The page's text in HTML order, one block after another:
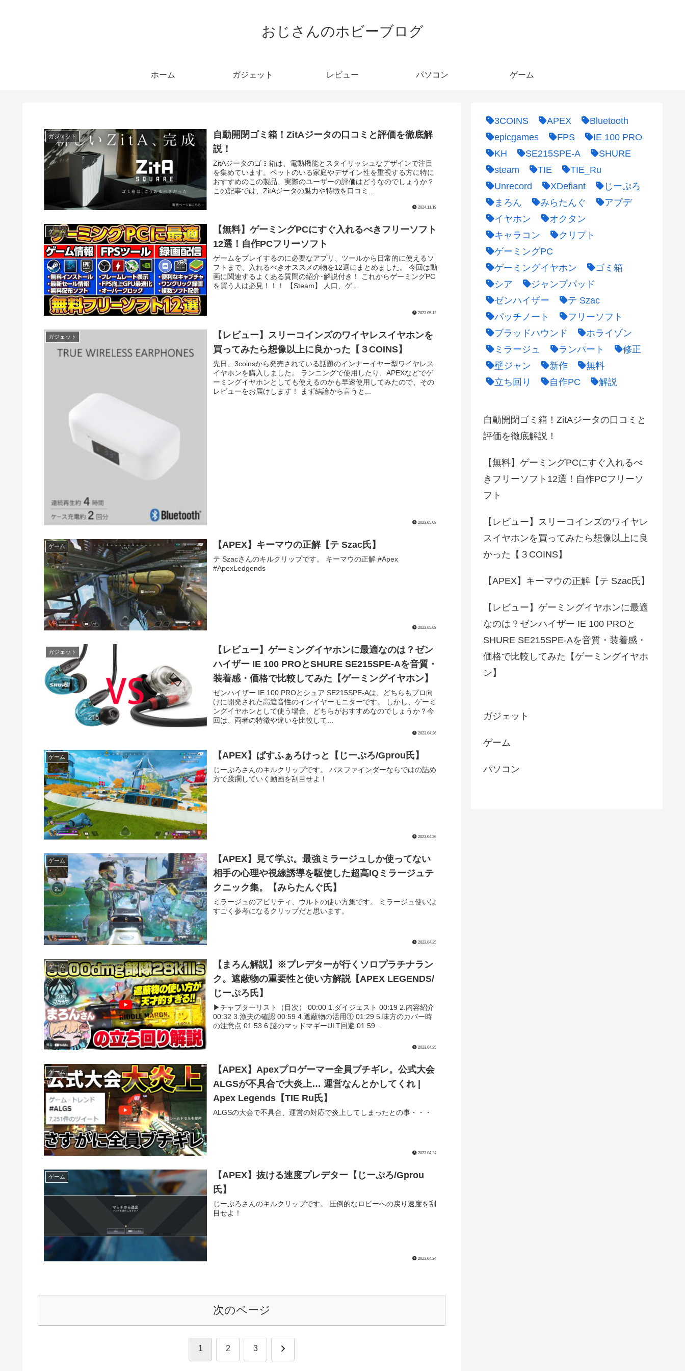
おじさんのホビーブログ
ホーム ガジェット レビュー パソコン ゲーム
ガジェット
自動開閉ゴミ箱！ZitAジータの口コミと評価を徹底解
説！
ZitAジータのゴミ箱は、電動機能とスタイリッシュなデザインで注目
を集めています。ペットのいる家庭やデザイン性を重視する方に特に
おすすめのこの製品、実際のユーザーの評価はどうなのでしょうか？
この記事では、ZitAジータの魅力や特徴を口コミ...
2024.11.19
ゲーム
【無料】ゲーミングPCにすぐ入れるべきフリーソフト
12選！自作PCフリーソフト
ゲームをプレイするのに必要なアプリ、ツールから日常的に使えるソ
フトまで、入れるべきオススメの物を12選にまとめました。 今回は動
画に関連するよくある質問の紹介･解説付き！ これからゲーミングPC
を買う人は必見！！！ 【Steam】 人口、ゲ...
2023.05.12
ガジェット
【レビュー】スリーコインズのワイヤレスイヤホンを
買ってみたら想像以上に良かった【３COINS】
先日、3coinsから発売されている話題のインナーイヤー型ワイヤレス
イヤホンを購入しました。 ランニングで使用したり、APEXなどでゲ
ーミングイヤホンとしても使えるのかも早速使用してみたので、その
レビューをお届けします！ まず結論から言うと...
2023.05.08
ゲーム 【APEX】キーマウの正解【テ Szac氏】
テ Szacさんのキルクリップです。 キーマウの正解 #Apex
#ApexLedgends
2023.05.08
ガジェット
【レビュー】ゲーミングイヤホンに最適なのは？ゼン
ハイザー IE 100 PROとSHURE SE215SPE-Aを音質・
装着感・価格で比較してみた【ゲーミングイヤホン】
ゼンハイザー IE 100 PROとシュア SE215SPE-Aは、どちらもプロ向
けに開発された高遮音性のインイヤーモニターです。 しかし、ゲーミ
ングイヤホンとして使う場合、どちらがおすすめなのでしょうか？今
回は、両者の特徴や違いを比較して...
2023.04.26
ゲーム 【APEX】ぱすふぁろけっと【じーぷろ/Gprou氏】
じーぷろさんのキルクリップです。 パスファインダーならではの詰め
方で蹂躙していく動画を刮目せよ！
2023.04.26
ゲーム
【APEX】見て学ぶ。最強ミラージュしか使ってない
相手の心理や視線誘導を駆使した超高IQミラージュテ
クニック集。【みらたんぐ氏】
ミラージュのアビリティ、ウルトの使い方集です。 ミラージュ使いは
すごく参考になるクリップだと思います。
2023.04.25
ゲーム
【まろん解説】※プレデターが行くソロプラチナラン
ク。遮蔽物の重要性と使い方解説【APEX LEGENDS/
じーぷろ氏】
▶︎チャプターリスト（目次） 00:00 1.ダイジェスト 00:19 2.内容紹介
00:32 3.漁夫の確認 00:59 4.遮蔽物の活用① 01:29 5.味方のカバー時
の注意点 01:53 6.謎のマッドマギーULT回避 01:59...
2023.04.25
ゲーム
【APEX】Apexプロゲーマー全員ブチギレ。公式大会
ALGSが不具合で大炎上… 運営なんとかしてくれ |
Apex Legends【TIE Ru氏】
ALGSの大会で不具合、運営の対応で炎上してしまったとの事・・・
2023.04.24
ゲーム
【APEX】抜ける速度プレデター【じーぷろ/Gprou
氏】
じーぷろさんのキルクリップです。 圧倒的なロビーへの戻り速度を刮
目せよ！
2023.04.24
次のページ
1 2 3 次
3COINS APEX
Bluetooth
epicgames
FPS
IE 100 PRO
KH
SE215SPE-A
SHURE
steam
TIE
TIE_Ru
Unrecord
XDefiant
じーぷろ
まろん
みらたんぐ
アプデ
イヤホン
オクタン
キャラコン
クリプト
ゲーミングPC
ゲーミングイヤホン
ゴミ箱
シア
ジャンプパッド
ゼンハイザー
テ Szac
パッチノート
フリーソフト
ブラッドハウンド
ホライゾン
ミラージュ
ランパート
修正
壁ジャン
新作
無料
立ち回り
自作PC 解説
自動開閉ゴミ箱！ZitAジータの口コミと
評価を徹底解説！
【無料】ゲーミングPCにすぐ入れるべ
きフリーソフト12選！自作PCフリーソ
フト
【レビュー】スリーコインズのワイヤレ
スイヤホンを買ってみたら想像以上に良
かった【３COINS】
【APEX】キーマウの正解【テ Szac氏】
【レビュー】ゲーミングイヤホンに最適
なのは？ゼンハイザー IE 100 PROと
SHURE SE215SPE-Aを音質・装着感・
価格で比較してみた【ゲーミングイヤホ
ン】
ガジェット
ゲーム
パソコン